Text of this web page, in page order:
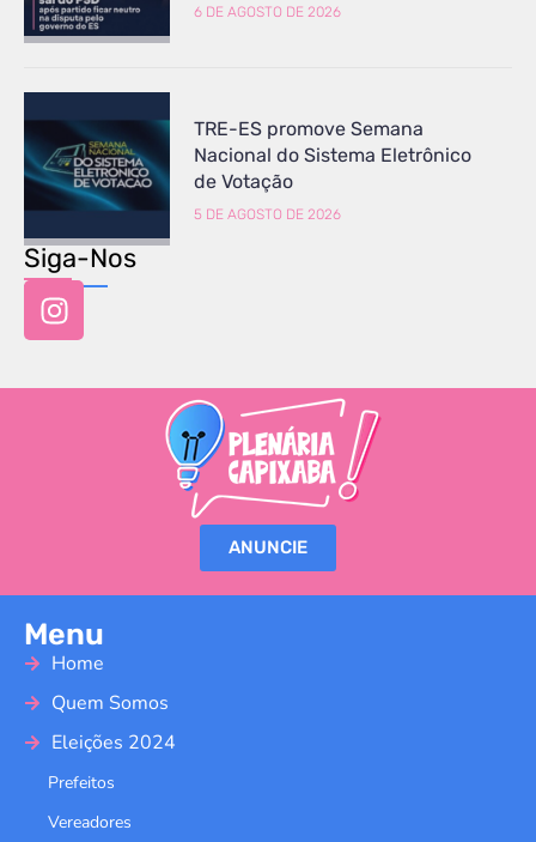
6 DE AGOSTO DE 2026
TRE-ES promove Semana
Nacional do Sistema Eletrônico
de Votação
5 DE AGOSTO DE 2026
Siga-Nos
ANUNCIE
Menu
Home
Quem Somos
Eleições 2024
Prefeitos
Vereadores